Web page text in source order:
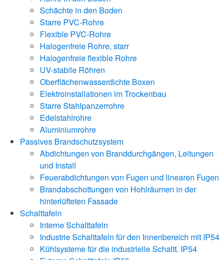
Schächte in den Boden
Starre PVC-Rohre
Flexible PVC-Rohre
Halogenfreie Rohre, starr
Halogenfreie flexible Rohre
UV-stabile Röhren
Oberflächenwasserdichte Boxen
Elektroinstallationen im Trockenbau
Starre Stahlpanzerrohre
Edelstahlrohre
Aluminiumrohre
Passives Brandschutzsystem
Abdichtungen von Branddurchgängen, Leitungen
und Install
Feuerabdichtungen von Fugen und linearen Fugen
Brandabschottungen von Hohlräumen in der
hinterlüfteten Fassade
Schalttafeln
Interne Schalttafeln
Industrie Schalttafeln für den Innenbereich mit IP54
Kühlsysteme für die industrielle Schaltt. IP54